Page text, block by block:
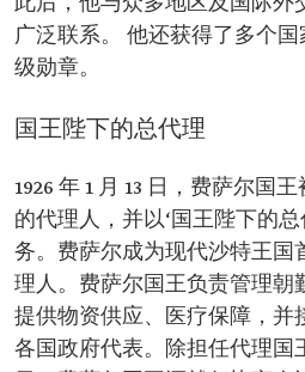
广泛联系。 他还获得了多个
级勋章。
国王陛下的总代理
1926 年 1 月 13 日，费萨尔国
的代理人，并以‘国王陛下的
务。费萨尔成为现代沙特王国
理人。费萨尔国王负责管理朝
提供物资供应、医疗保障，并
各国政府代表。除担任代理国